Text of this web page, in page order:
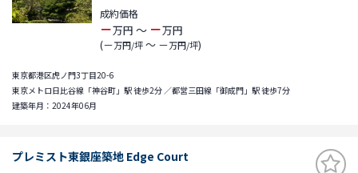
成約価格
－万円 ～ －万円
(－万円/坪～ －万円/坪)
東京都港区虎ノ門3丁目20-6
東京メトロ日比谷線「神谷町」駅 徒歩2分 ／都営三田線「御成門」駅 徒歩7分
建築年月：2024年06月
プレミスト東銀座築地 Edge Court